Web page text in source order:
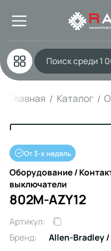
Главная Каталог
От 3-х недель
Оборудование /
выключатели
802M-AZY12
Артикул:
Бренд:
Allen-Bradley